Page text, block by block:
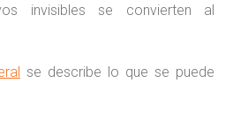
invisibles se convierten al
se describe lo que se puede